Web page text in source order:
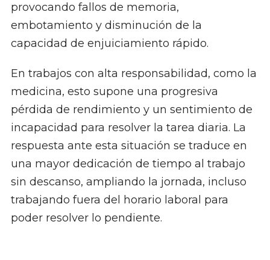
provocando fallos de memoria,
embotamiento y disminución de la
capacidad de enjuiciamiento rápido.
En trabajos con alta responsabilidad, como la
medicina, esto supone una progresiva
pérdida de rendimiento y un sentimiento de
incapacidad para resolver la tarea diaria. La
respuesta ante esta situación se traduce en
una mayor dedicación de tiempo al trabajo
sin descanso, ampliando la jornada, incluso
trabajando fuera del horario laboral para
poder resolver lo pendiente.